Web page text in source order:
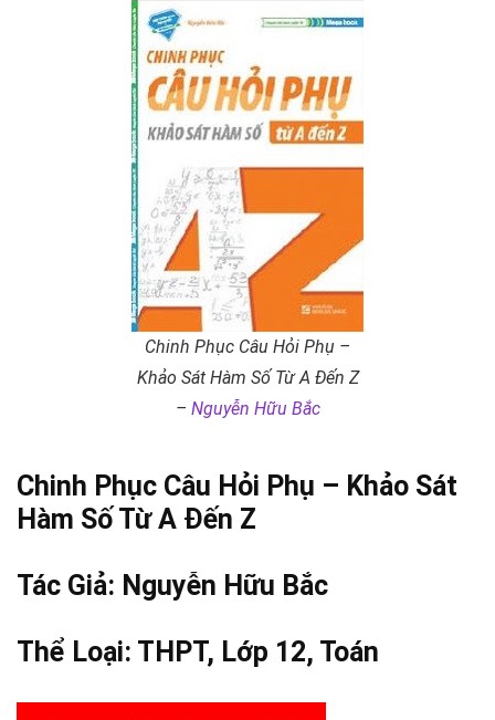
Chinh Phục Câu Hỏi Phụ –
Khảo Sát Hàm Số Từ A Đến Z
– Nguyễn Hữu Bắc
Chinh Phục Câu Hỏi Phụ – Khảo Sát
Hàm Số Từ A Đến Z
Tác Giả: Nguyễn Hữu Bắc
Thể Loại: THPT, Lớp 12, Toán